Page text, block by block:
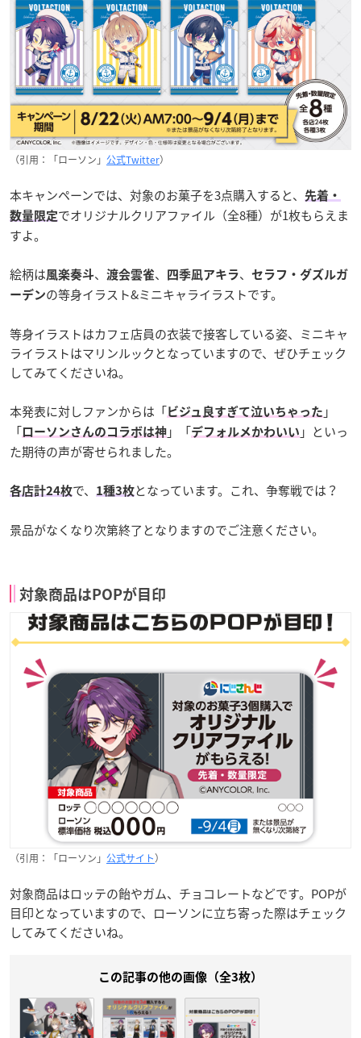
（引用：「ローソン」 公式Twitter）
本キャンペーンでは、対象のお菓子を3点購入すると、
先着・
数量限定でオリジナルクリアファイル（全8種）が1枚もらえま
すよ。
絵柄は風楽奏斗、 渡会雲雀、 四季凪アキラ、
セラフ・ダズルガ
ーデンの等身イラスト&ミニキャライラストです。
等身イラストはカフェ店員の衣装で接客している姿、ミニキャ
ライラストはマリンルックとなっていますので、ぜひチェック
してみてくださいね。
本発表に対しファンからは「 ビジュ良すぎて泣いちゃった 」
「 ローソンさんのコラボは神 」「デフォルメかわいい 」といっ
た期待の声が寄せられました。
各店計24枚で、 1種3枚となっています。これ、争奪戦では？
景品がなくなり次第終了となりますのでご注意ください。
対象商品はPOPが目印
（引用：「ローソン」 公式サイト）
対象商品はロッテの飴やガム、チョコレートなどです。POPが
目印となっていますので、ローソンに立ち寄った際はチェック
してみてくださいね。
この記事の他の画像（全3枚）